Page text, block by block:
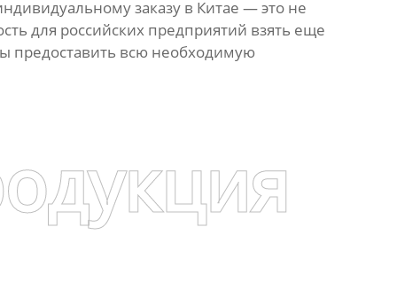
заказу в Китае — это не
для российских предприятий взять еще
предоставить всю необходимую